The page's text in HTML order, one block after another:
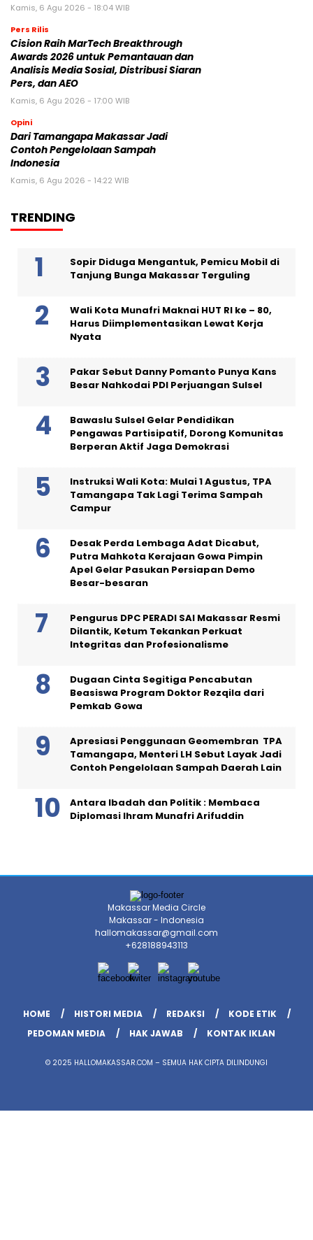
Kamis, 6 Agu 2026 - 18:04 WIB
Pers Rilis
Cision Raih MarTech Breakthrough
Awards 2026 untuk Pemantauan dan
Analisis Media Sosial, Distribusi Siaran
Pers, dan AEO
Kamis, 6 Agu 2026 - 17:00 WIB
Opini
Dari Tamangapa Makassar Jadi
Contoh Pengelolaan Sampah
Indonesia
Kamis, 6 Agu 2026 - 14:22 WIB
TRENDING
Sopir Diduga Mengantuk, Pemicu Mobil di
Tanjung Bunga Makassar Terguling
Wali Kota Munafri Maknai HUT RI ke – 80,
Harus Diimplementasikan Lewat Kerja
Nyata
Pakar Sebut Danny Pomanto Punya Kans
Besar Nahkodai PDI Perjuangan Sulsel
Bawaslu Sulsel Gelar Pendidikan
Pengawas Partisipatif, Dorong Komunitas
Berperan Aktif Jaga Demokrasi
Instruksi Wali Kota: Mulai 1 Agustus, TPA
Tamangapa Tak Lagi Terima Sampah
Campur
Desak Perda Lembaga Adat Dicabut,
Putra Mahkota Kerajaan Gowa Pimpin
Apel Gelar Pasukan Persiapan Demo
Besar-besaran
Pengurus DPC PERADI SAI Makassar Resmi
Dilantik, Ketum Tekankan Perkuat
Integritas dan Profesionalisme
Dugaan Cinta Segitiga Pencabutan
Beasiswa Program Doktor Rezqila dari
Pemkab Gowa
Apresiasi Penggunaan Geomembran TPA
Tamangapa, Menteri LH Sebut Layak Jadi
Contoh Pengelolaan Sampah Daerah Lain
Antara Ibadah dan Politik : Membaca
Diplomasi Ihram Munafri Arifuddin
Makassar Media Circle
Makassar - Indonesia
hallomakassar@gmail.com
+628188943113
HOME HISTORI MEDIA REDAKSI
KODE ETIK
PEDOMAN MEDIA
HAK JAWAB KONTAK IKLAN
© 2025 HALLOMAKASSAR.COM – SEMUA HAK CIPTA DILINDUNGI